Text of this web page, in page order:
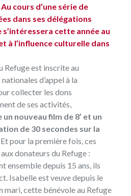
cours d’une série de
dans ses délégations
s’intéressera cette année au
à l’influence culturelle dans
Refugeest inscrite au
d’appel à la
collecter les dons
de ses activités,
nouveau film de 8’ et un
de 30 secondes sur la
Et pour la première fois, ces
donateurs du Refuge :
ensemble depuis 15 ans, ils
Isabelle est veuve depuis le
mari, cette bénévole au Refuge